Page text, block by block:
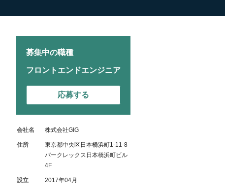
募集中の職種
フロントエンドエンジニア
応募する
会社名 株式会社GIG
住所
東京都中央区日本橋浜町1-11-8
パークレックス日本橋浜町ビル
4F
設立 2017年04月